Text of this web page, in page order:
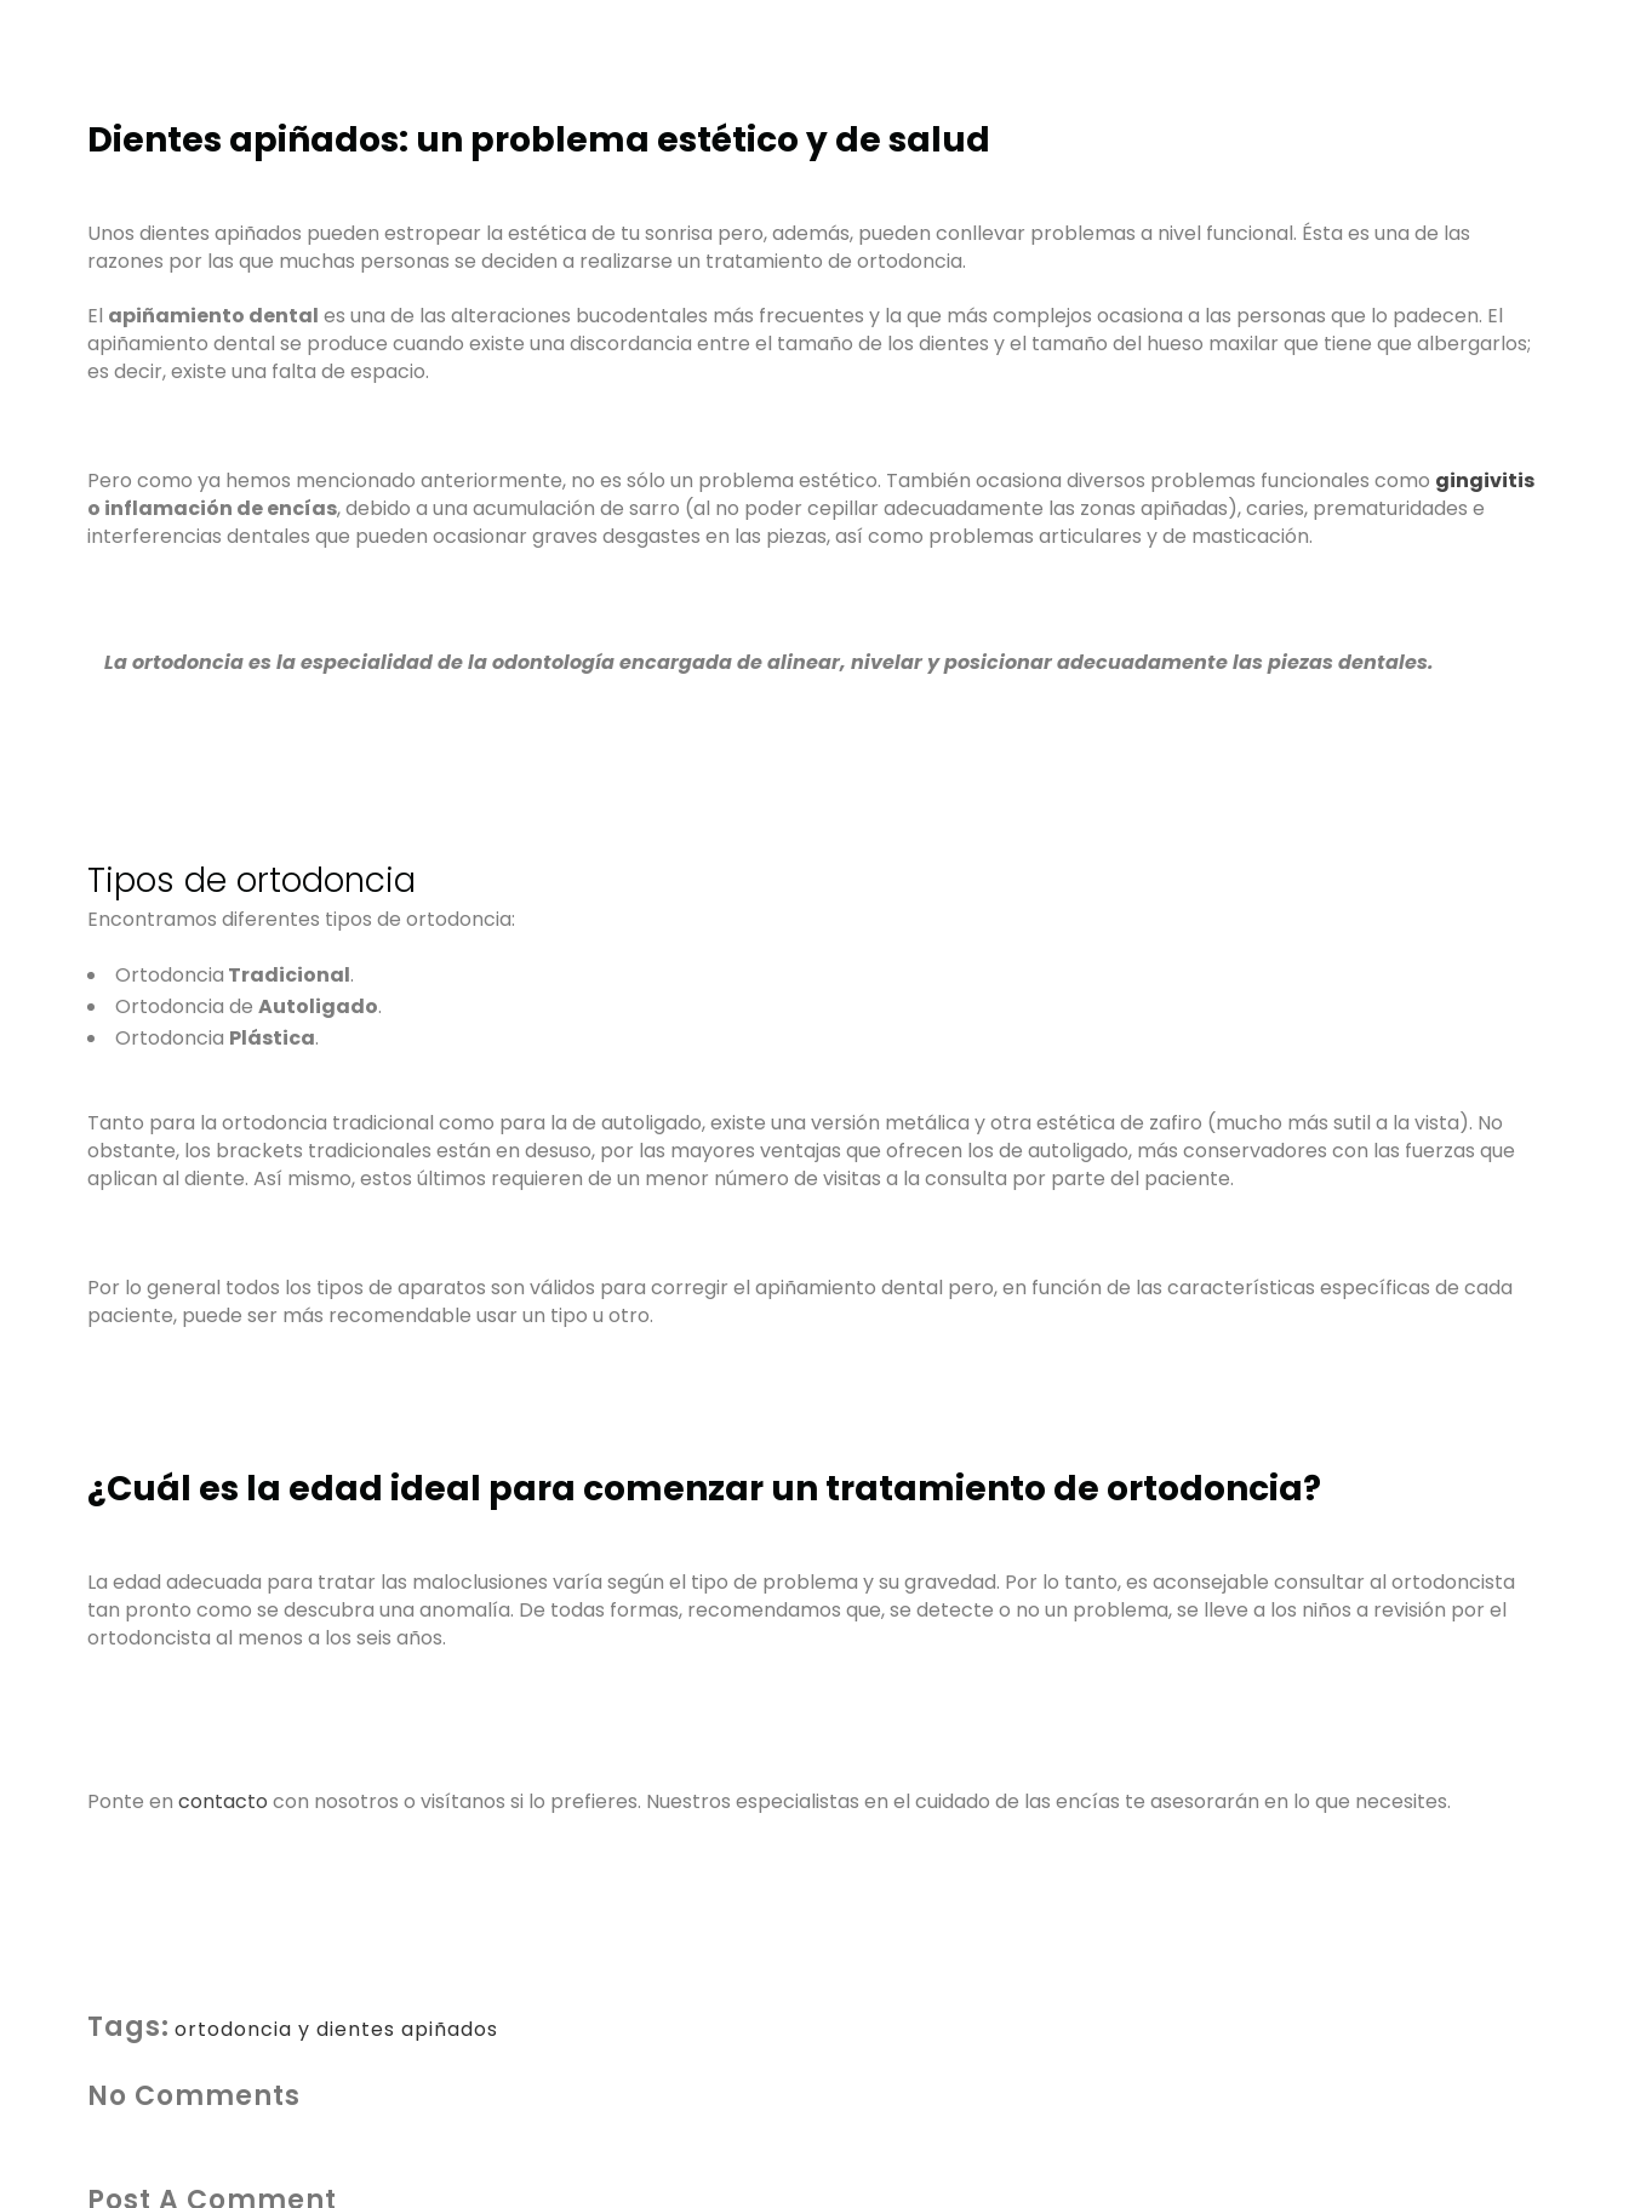
Dientes apiñados: un problema estético y de salud
Unos dientes apiñados pueden estropear la estética de tu sonrisa pero, además, pueden conllevar problemas a nivel funcional. Ésta es una de las
razones por las que muchas personas se deciden a realizarse un tratamiento de ortodoncia.
El apiñamiento dental es una de las alteraciones bucodentales más frecuentes y la que más complejos ocasiona a las personas que lo padecen. El
apiñamiento dental se produce cuando existe una discordancia entre el tamaño de los dientes y el tamaño del hueso maxilar que tiene que albergarlos;
es decir, existe una falta de espacio.
Pero como ya hemos mencionado anteriormente, no es sólo un problema estético. También ocasiona diversos problemas funcionales como gingivitis
o inflamación de encías, debido a una acumulación de sarro (al no poder cepillar adecuadamente las zonas apiñadas), caries, prematuridades e
interferencias dentales que pueden ocasionar graves desgastes en las piezas, así como problemas articulares y de masticación.
La ortodoncia es la especialidad de la odontología encargada de alinear, nivelar y posicionar adecuadamente las piezas dentales.
Tipos de ortodoncia
Encontramos diferentes tipos de ortodoncia:
Ortodoncia Tradicional.
Ortodoncia de Autoligado.
Ortodoncia Plástica.
Tanto para la ortodoncia tradicional como para la de autoligado, existe una versión metálica y otra estética de zafiro (mucho más sutil a la vista). No
obstante, los brackets tradicionales están en desuso, por las mayores ventajas que ofrecen los de autoligado, más conservadores con las fuerzas que
aplican al diente. Así mismo, estos últimos requieren de un menor número de visitas a la consulta por parte del paciente.
Por lo general todos los tipos de aparatos son válidos para corregir el apiñamiento dental pero, en función de las características específicas de cada
paciente, puede ser más recomendable usar un tipo u otro.
¿Cuál es la edad ideal para comenzar un tratamiento de ortodoncia?
La edad adecuada para tratar las maloclusiones varía según el tipo de problema y su gravedad. Por lo tanto, es aconsejable consultar al ortodoncista
tan pronto como se descubra una anomalía. De todas formas, recomendamos que, se detecte o no un problema, se lleve a los niños a revisión por el
ortodoncista al menos a los seis años.
Ponte en contacto con nosotros o visítanos si lo prefieres. Nuestros especialistas en el cuidado de las encías te asesorarán en lo que necesites.
Tags: ortodoncia y dientes apiñados
No Comments
Post A Comment